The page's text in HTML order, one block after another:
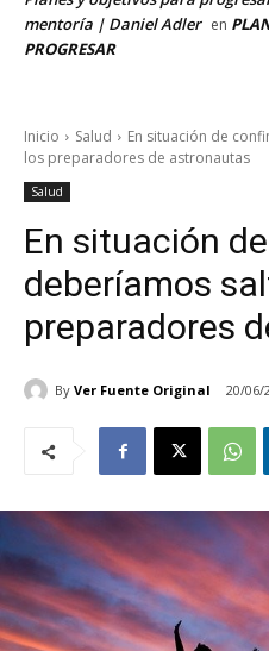
mentoría | Daniel Adler en
PROGRESAR